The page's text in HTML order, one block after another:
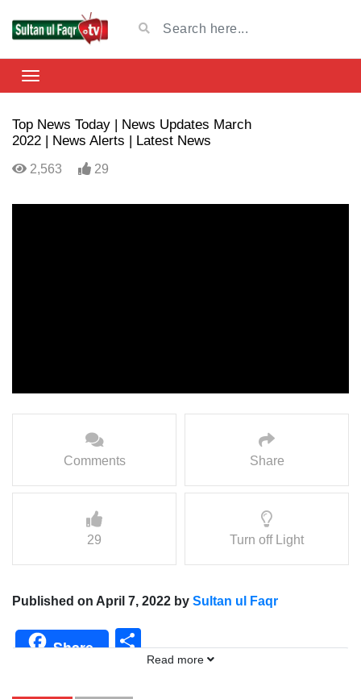
Top News Today | News Updates March
2022 | News Alerts | Latest News
2,563 29
Comments Share
29 Turn off Light
Published on April 7, 2022 by Sultan ul Faqr
Share Share
Read more